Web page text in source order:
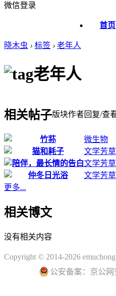
微信登录
首页
晓木虫 › 标签 › 老年人
老年人
相关帖子版块作者回复/查
竹荪 微生物
猫和耗子
文学芳
陪伴，最长情的告白文学芳
仲冬日光浴
文学芳
更多...
相关博文
没有相关内容
Copyright © 2014-2026
公安备案：京公网